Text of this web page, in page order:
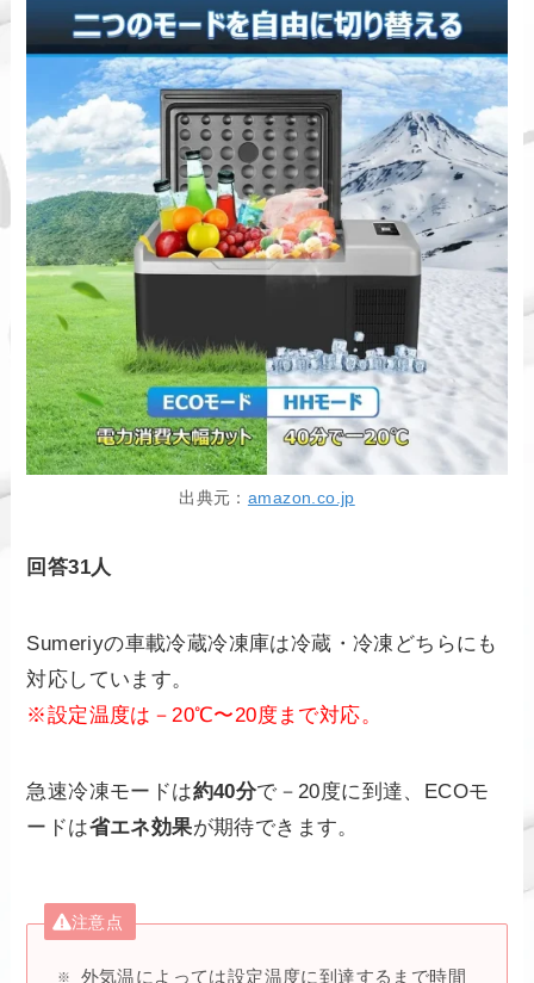
出典元： amazon.co.jp
回答31人
Sumeriyの車載冷蔵冷凍庫は冷蔵・冷凍どちらにも
対応しています。
※設定温度は－20℃〜20度まで対応。
急速冷凍モードは約40分で－20度に到達、ECOモ
ードは省エネ効果が期待できます。
注意点
外気温によっては設定温度に到達するまで時間